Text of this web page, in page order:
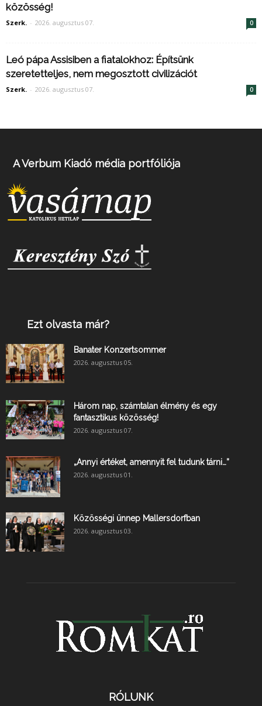
közösség!
Szerk. - 2026. augusztus 07. 0
Leó pápa Assisiben a fiatalokhoz: Építsünk
szeretetteljes, nem megosztott civilizációt
Szerk. - 2026. augusztus 07. 0
A Verbum Kiadó média portfóliója
Ezt olvasta már?
Banater Konzertsommer
2026. augusztus 05.
Három nap, számtalan élmény és egy
fantasztikus közösség!
2026. augusztus 07.
„Annyi értéket, amennyit fel tudunk tárni…”
2026. augusztus 01.
Közösségi ünnep Mallersdorfban
2026. augusztus 03.
RÓLUNK